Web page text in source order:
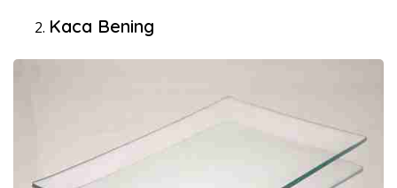
Kaca Bening